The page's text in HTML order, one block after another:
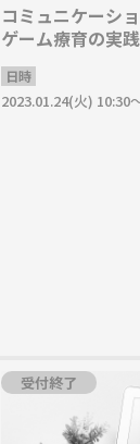
コミュニケーシ
ゲーム療育の実践
日時
2023.01.24(火) 10:30
受付終了